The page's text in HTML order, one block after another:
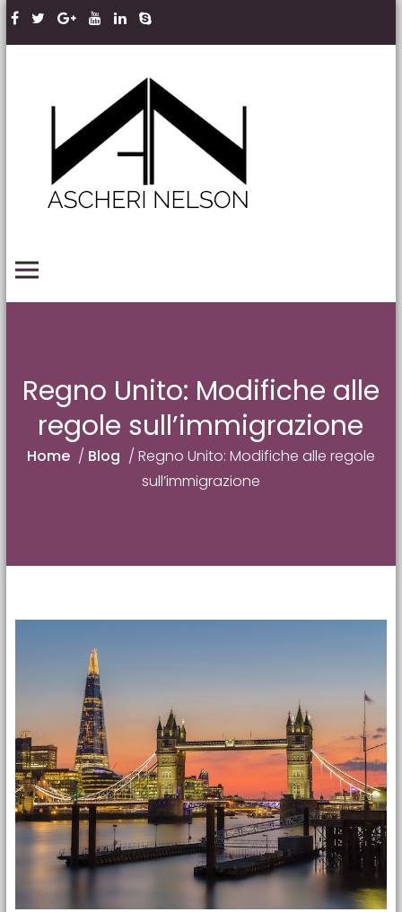
Skip to content
Regno Unito: Modifiche alle
regole sull’immigrazione
Home / Blog / Regno Unito: Modifiche alle regole
sull’immigrazione